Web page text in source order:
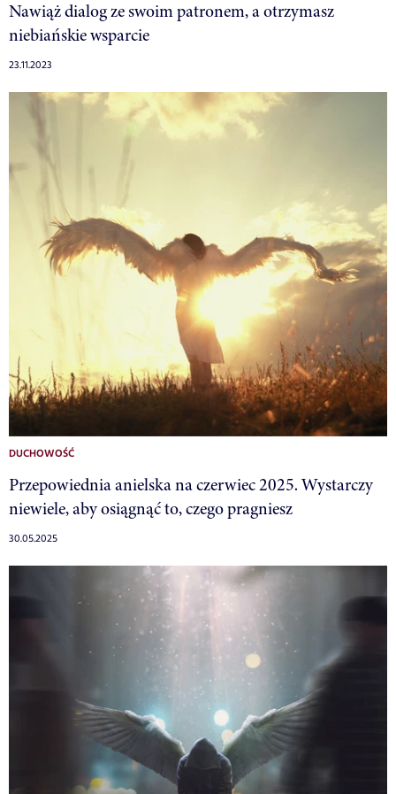
Nawiąż dialog ze swoim patronem, a otrzymasz
niebiańskie wsparcie
23.11.2023
DUCHOWOŚĆ
Przepowiednia anielska na czerwiec 2025. Wystarczy
niewiele, aby osiągnąć to, czego pragniesz
30.05.2025